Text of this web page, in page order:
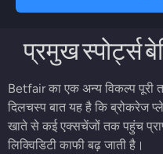
प्रमुख स्पोर्ट्स
Betfair का एक अन्य विकल्प पूरी
दिलचस्प बात यह है कि ब्रोकरेज
खाते से कई एक्सचेंजों तक पहुंच
लिक्विडिटी काफी बढ़ जाती है।